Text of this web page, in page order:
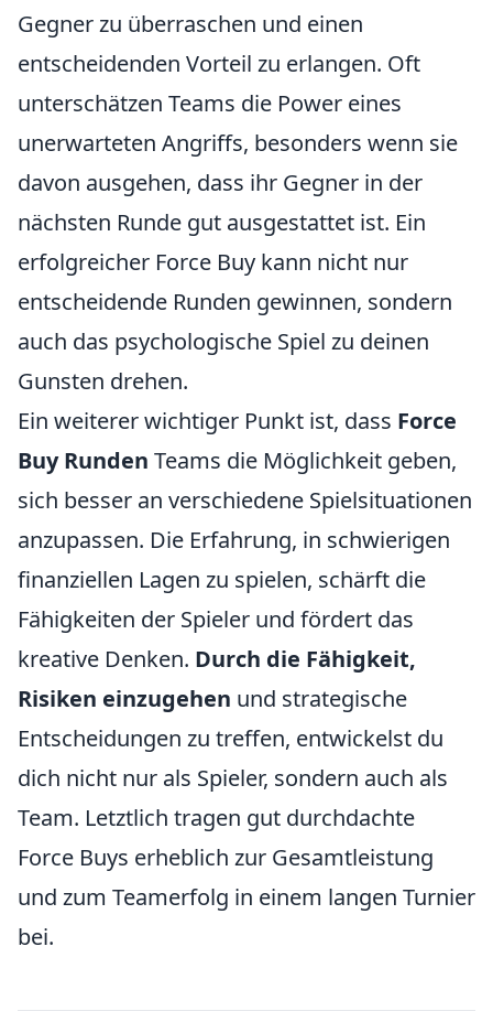
Gegner zu überraschen und einen
entscheidenden Vorteil zu erlangen. Oft
unterschätzen Teams die Power eines
unerwarteten Angriffs, besonders wenn sie
davon ausgehen, dass ihr Gegner in der
nächsten Runde gut ausgestattet ist. Ein
erfolgreicher Force Buy kann nicht nur
entscheidende Runden gewinnen, sondern
auch das psychologische Spiel zu deinen
Gunsten drehen.
Ein weiterer wichtiger Punkt ist, dass Force
Buy Runden Teams die Möglichkeit geben,
sich besser an verschiedene Spielsituationen
anzupassen. Die Erfahrung, in schwierigen
finanziellen Lagen zu spielen, schärft die
Fähigkeiten der Spieler und fördert das
kreative Denken. Durch die Fähigkeit,
Risiken einzugehen und strategische
Entscheidungen zu treffen, entwickelst du
dich nicht nur als Spieler, sondern auch als
Team. Letztlich tragen gut durchdachte
Force Buys erheblich zur Gesamtleistung
und zum Teamerfolg in einem langen Turnier
bei.